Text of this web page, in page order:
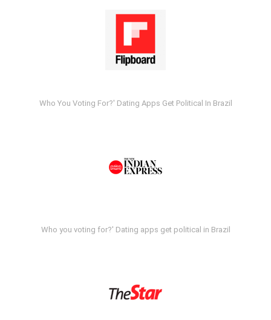
Who You Voting For?' Dating Apps Get Political In Brazil
Who you voting for?' Dating apps get political in Brazil